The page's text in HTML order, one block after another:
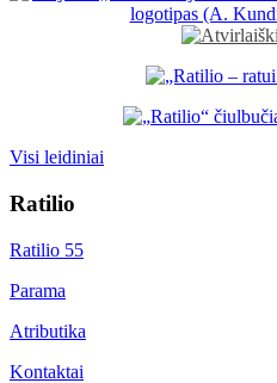
Visi leidiniai
Ratilio
Ratilio 55
Parama
Atributika
Kontaktai